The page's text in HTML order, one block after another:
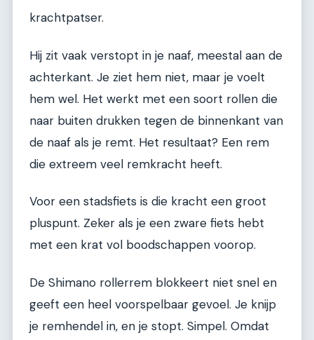
krachtpatser.
Hij zit vaak verstopt in je naaf, meestal aan de
achterkant. Je ziet hem niet, maar je voelt
hem wel. Het werkt met een soort rollen die
naar buiten drukken tegen de binnenkant van
de naaf als je remt. Het resultaat? Een rem
die extreem veel remkracht heeft.
Voor een stadsfiets is die kracht een groot
pluspunt. Zeker als je een zware fiets hebt
met een krat vol boodschappen voorop.
De Shimano rollerrem blokkeert niet snel en
geeft een heel voorspelbaar gevoel. Je knijp
je remhendel in, en je stopt. Simpel. Omdat